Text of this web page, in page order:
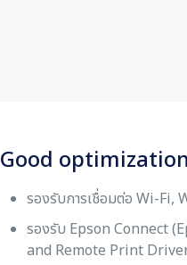
Good optimization
รองรับการเชื่อมต่อ Wi-Fi,
รองรับ Epson Connect
and Remote Print